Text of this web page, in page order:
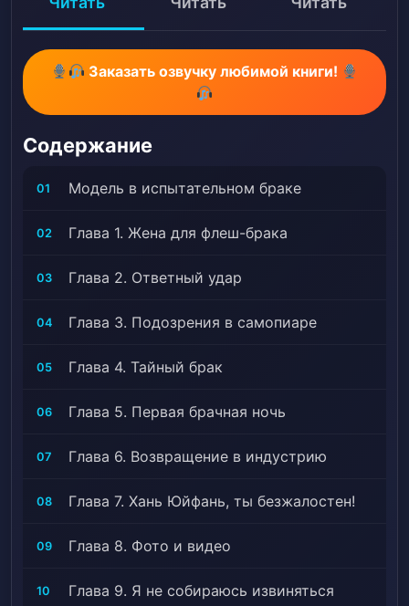
Сильный любовный интерес, Unconditional Love
Заказать озвучку любимой книги!
Содержание
01 Модель в испытательном браке
02 Глава 1. Жена для флеш-брака
03 Глава 2. Ответный удар
04 Глава 3. Подозрения в самопиаре
05 Глава 4. Тайный брак
06 Глава 5. Первая брачная ночь
07 Глава 6. Возвращение в индустрию
08 Глава 7. Хань Юйфань, ты безжалостен!
09 Глава 8. Фото и видео
10 Глава 9. Я не собираюсь извиняться